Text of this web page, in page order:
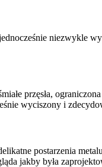
niezwykle
przęsła,
wyciszony i
postarzenia
jakby była